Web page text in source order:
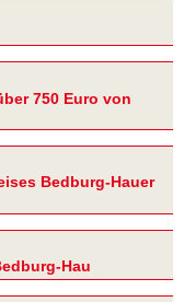
750 Euro von
Bedburg-Hauer
Hau